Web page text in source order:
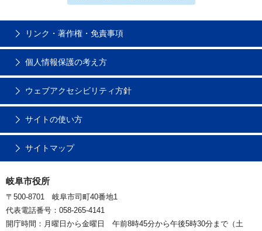
リンク・著作権・免責事項
個人情報保護の考え方
ウェブアクセシビリティ方針
サイトの使い方
サイトマップ
岐阜市役所
〒500-8701 岐阜市司町40番地1
代表電話番号：058-265-4141
開庁時間：月曜日から金曜日 午前8時45分から午後5時30分まで（土